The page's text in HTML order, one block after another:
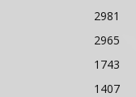
2981
2965
1743
1407